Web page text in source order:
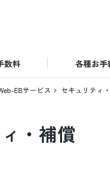
数料 各種お手
EBサービス セキュリティ
・補償